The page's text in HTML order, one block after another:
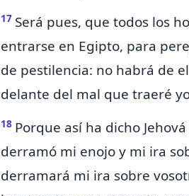
17 Será pues, que todos los
entrarse en Egipto, para
de pestilencia: no habrá de
delante del mal que traeré
18 Porque así ha dicho
derramó mi enojo y mi ira
derramará mi ira sobre